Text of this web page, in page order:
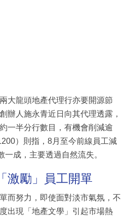
大龍頭地產代理行亦要開源節
辦人施永青近日向其代理透露，
一半分行數目，有機會削減逾
）則指，8月至今前線員工減
成，主要透過自然流失。
激勵」員工開單
而努力，即使面對淡市氣氛，不
出現「地產文學」引起市場熱